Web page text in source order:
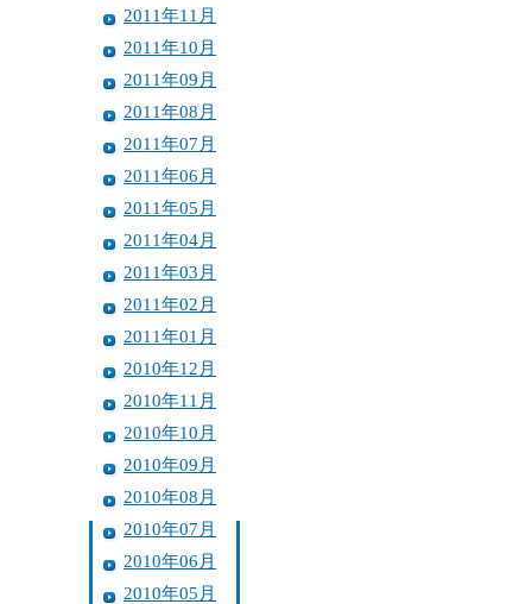
2011年11月
2011年10月
2011年09月
2011年08月
2011年07月
2011年06月
2011年05月
2011年04月
2011年03月
2011年02月
2011年01月
2010年12月
2010年11月
2010年10月
2010年09月
2010年08月
2010年07月
2010年06月
2010年05月